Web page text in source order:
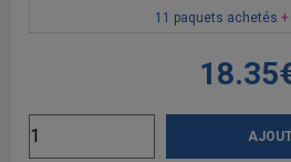
11 paquets achetés